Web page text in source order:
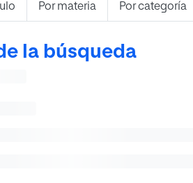
Por materia Por categoría
la búsqueda